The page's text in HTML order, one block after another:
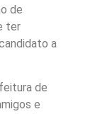
de
ter
a
de
e